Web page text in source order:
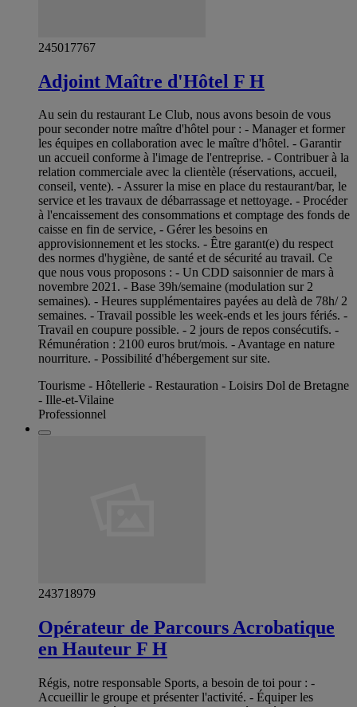
245017767
Adjoint Maître d'Hôtel F H
Au sein du restaurant Le Club, nous avons besoin de vous
pour seconder notre maître d'hôtel pour : - Manager et former
les équipes en collaboration avec le maître d'hôtel. - Garantir
un accueil conforme à l'image de l'entreprise. - Contribuer à la
relation commerciale avec la clientèle (réservations, accueil,
conseil, vente). - Assurer la mise en place du restaurant/bar, le
service et les travaux de débarrassage et nettoyage. - Procéder
à l'encaissement des consommations et comptage des fonds de
caisse en fin de service, - Gérer les besoins en
approvisionnement et les stocks. - Être garant(e) du respect
des normes d'hygiène, de santé et de sécurité au travail. Ce
que nous vous proposons : - Un CDD saisonnier de mars à
novembre 2021. - Base 39h/semaine (modulation sur 2
semaines). - Heures supplémentaires payées au delà de 78h/ 2
semaines. - Travail possible les week-ends et les jours fériés. -
Travail en coupure possible. - 2 jours de repos consécutifs. -
Rémunération : 2100 euros brut/mois. - Avantage en nature
nourriture. - Possibilité d'hébergement sur site.
Tourisme - Hôtellerie - Restauration - Loisirs Dol de Bretagne
- Ille-et-Vilaine
Professionnel
243718979
Opérateur de Parcours Acrobatique
en Hauteur F H
Régis, notre responsable Sports, a besoin de toi pour : -
Accueillir le groupe et présenter l'activité. - Équiper les